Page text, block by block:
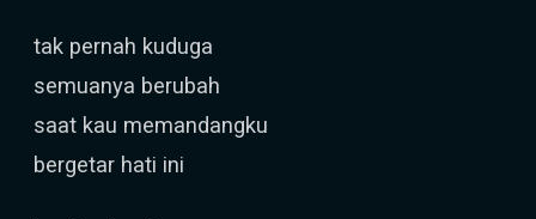
tak pernah kuduga
semuanya berubah
saat kau memandangku
bergetar hati ini